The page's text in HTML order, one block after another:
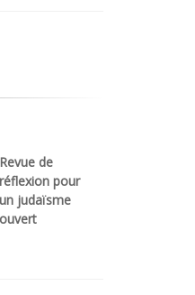
Revue de
réflexion pour
un judaïsme
ouvert